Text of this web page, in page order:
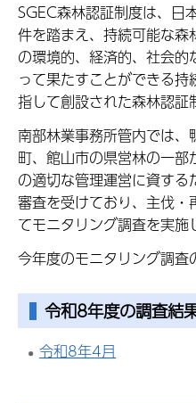
SGEC森林認証制度は、日
件を踏まえ、持続可能な
の環境的、経済的、社会
って果たすことができる
指して創設された森林認証
南部林業事務所管内では
町、館山市の県営林の一
の適切な管理運営に資す
審査を受けており、主伐
てモニタリング調査を実施
今年度のモニタリング調査
令和8年度の調査結
令和8年4月